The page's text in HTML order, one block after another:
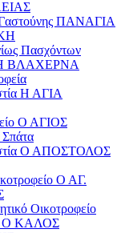
ΠΑΝΑΓΙΑ
Πασχόντων
ΒΛΑΧΕΡΝΑ
Η ΑΓΙΑ
Ο ΑΓΙΟΣ
Ο ΑΠΟΣΤΟΛΟΣ
Ο ΑΓ.
Οικοτροφείο
Ο ΚΑΛΟΣ